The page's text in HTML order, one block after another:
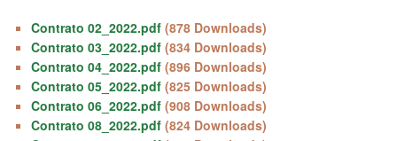
Contrato 02_2022.pdf (878 Downloads)
Contrato 03_2022.pdf (834 Downloads)
Contrato 04_2022.pdf (896 Downloads)
Contrato 05_2022.pdf (825 Downloads)
Contrato 06_2022.pdf (908 Downloads)
Contrato 08_2022.pdf (824 Downloads)